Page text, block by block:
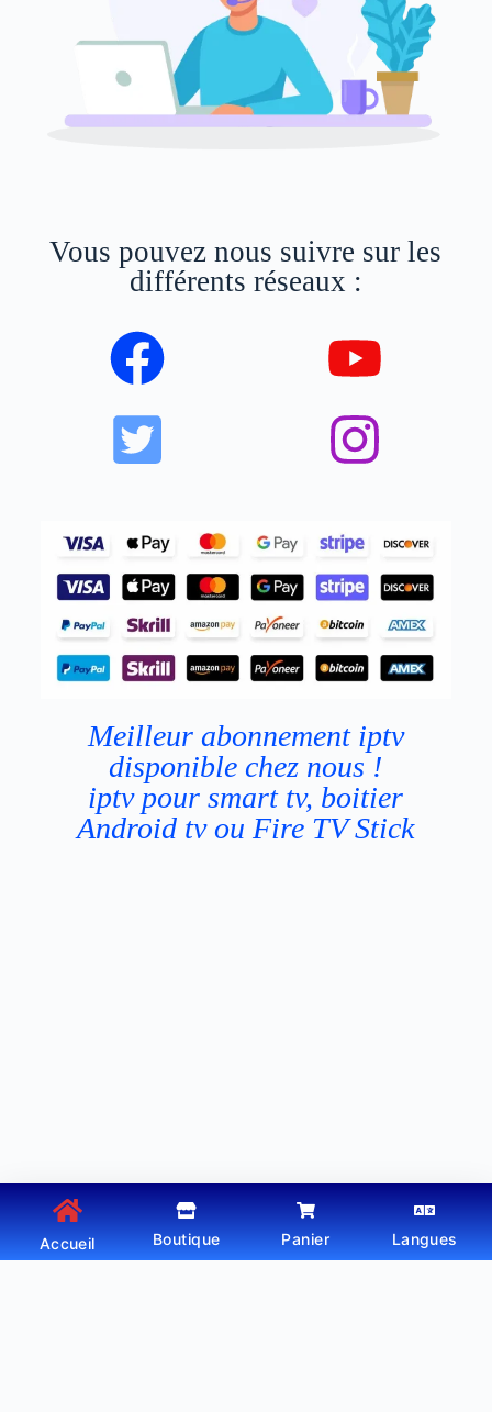
Vous pouvez nous suivre sur les
différents réseaux :
Meilleur abonnement iptv
disponible chez nous !
iptv pour smart tv, boitier
Android tv ou Fire TV Stick
Copyright © 2026 - Thème WordPress par Webtechdz
Accueil Boutique Panier Langues